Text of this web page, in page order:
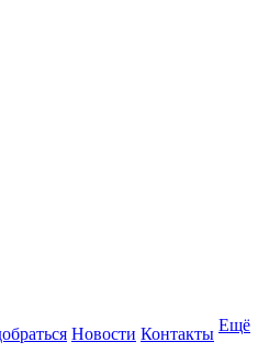
Новости Контакты Ещё